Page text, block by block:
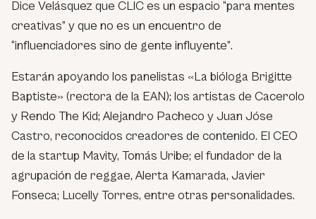
Dice Velásquez que CLIC es un espacio “para mentes
creativas” y que no es un encuentro de
“influenciadores sino de gente influyente”.
Estarán apoyando los panelistas «La bióloga Brigitte
Baptiste» (rectora de la EAN); los artistas de Cacerolo
y Rendo The Kid; Alejandro Pacheco y Juan Jóse
Castro, reconocidos creadores de contenido. El CEO
de la startup Mavity, Tomás Uribe; el fundador de la
agrupación de reggae, Alerta Kamarada, Javier
Fonseca; Lucelly Torres, entre otras personalidades.